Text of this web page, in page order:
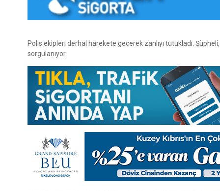
Polis ekipleri derhal harekete geçerek zanlıyı tutukladı.
sorgulanıyor.